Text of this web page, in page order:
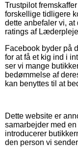
Trustpilot
forskellige tidligere
dette anbefaler vi,
ratings af
Facebook byder på
for at få et kig ind i
ser vi mange
bedømmelse af
kan benyttes til at
Dette website er
samarbejder med
introducerer
den person vi